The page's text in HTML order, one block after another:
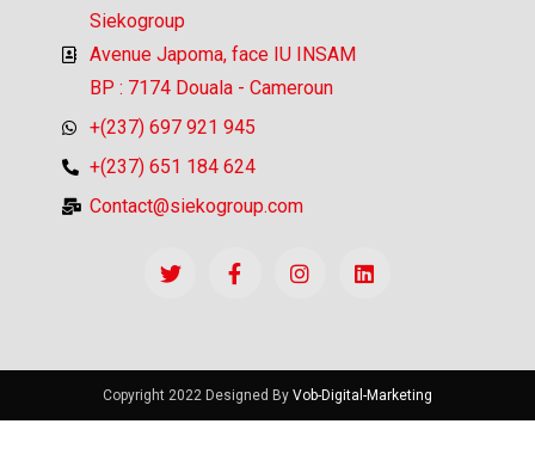
Siekogroup
Avenue Japoma, face IU INSAM
BP : 7174 Douala - Cameroun
+(237) 697 921 945
+(237) 651 184 624
Contact@siekogroup.com
Copyright 2022 Designed By Vob-Digital-Marketing